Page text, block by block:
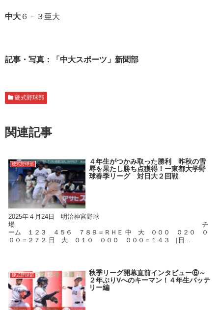
中大 ６－３亜大
記事・写真：「中大スポーツ」新聞部
硬式野球部
関連記事
硬式野球部
４年生がつかみ取った勝利 昨秋の雪
辱を果たし勝ち点獲得！ー東都大学野
球春季リーグ 対日大２回戦
2025年４月24日 明治神宮野球
場 チ
ーム １２３ ４５６ ７８９＝ＲＨＥ 中 大 ０００ ０２０ ０
００＝２７２ 日 大 ０１０ ０００ ０００＝１４３ ［日...
硬式野球部
秋季リーグ開幕直前インタビュー⑥～
２年ぶりVへのキーマン！４年生バッテ
リー編